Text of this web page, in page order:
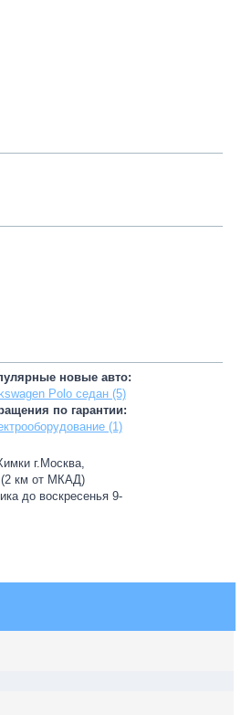
новые авто:
Polo седан (5)
по гарантии:
(1)
г.Москва,
(2 км от МКАД)
до воскресенья 9-